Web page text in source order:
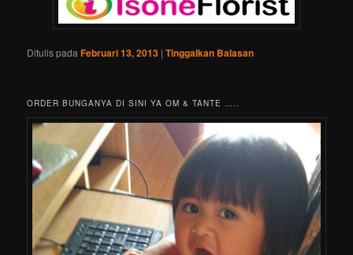
Ditulis padaFebruari 13, 2013 |Tinggalkan Balasan
ORDER BUNGANYA DI SINI YA OM & TANTE …..